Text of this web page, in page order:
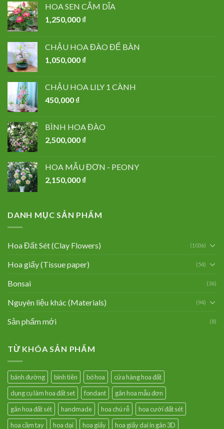
HOA SEN CẮM DĨA
1,250,000 ₫
CHẬU HOA ĐÀO ĐỂ BÀN
1,050,000 ₫
CHẬU HOA LILY 1 CÀNH
450,000 ₫
BÌNH HOA ĐÀO
2,500,000 ₫
HOA MẪU ĐƠN - PEONY
2,150,000 ₫
DANH MỤC SẢN PHẨM
Hoa Đất Sét (Clay Flowers) (1036)
Hoa giấy (Tissue paper) (54)
Bonsai (36)
Nguyên liệu khác (Materials) (94)
Sản phẩm mới (8)
TỪ KHÓA SẢN PHẨM
bánh đường bình tiên bó hoa
cửa hàng hoa đất
dụng cụ làm hoa đất set
fondant
gân hoa mẫu đơn
gân hoa đất sét
handmade hoa chú rễ
hoa cưới đất sét
hoa cầm tay
hoa dại hoa giấy hoa giấy dai in gân 3D